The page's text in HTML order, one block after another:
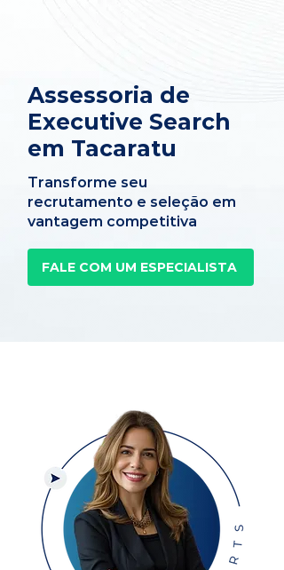
Assessoria de
Executive Search
em Tacaratu
Transforme seu
recrutamento e seleção em
vantagem competitiva
FALE COM UM ESPECIALISTA